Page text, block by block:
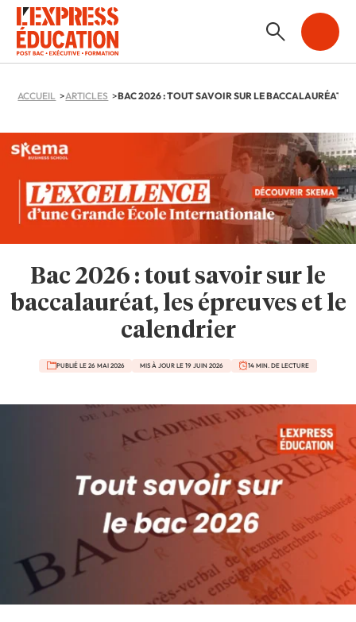
ACCUEIL ARTICLES
Bac 2026 : tout savoir sur le
baccalauréat, les épreuves et le
calendrier
PUBLIÉ LE 26 MAI 2026 MIS À JOUR LE 19 JUIN 2026 14 MIN. DE LECTURE